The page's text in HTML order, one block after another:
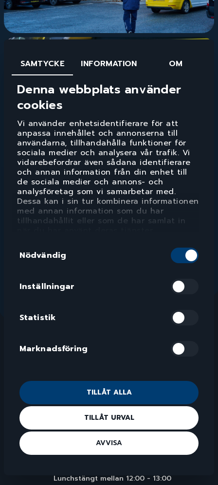
SAMTYCKE INFORMATION OM
Denna webbplats använder
cookies
Vi använder enhetsidentifierare för att
anpassa innehållet och annonserna till
användarna, tillhandahålla funktioner för
sociala medier och analysera vår trafik. Vi
vidarebefordrar även sådana identifierare
och annan information från din enhet till
de sociala medier och annons- och
analysföretag som vi samarbetar med.
Dessa kan i sin tur kombinera informationen
med annan information som du har
tillhandahållit eller som de har samlat in
Nödvändig
Inställningar
Statistik
Marknadsföring
TILLÅT ALLA
TILLÅT URVAL
AVVISA
Nordic Auto El AB
MALMÖ/ARLÖV
ÖPPETTIDER
Lunchstängt mellan 12:00 - 13:00